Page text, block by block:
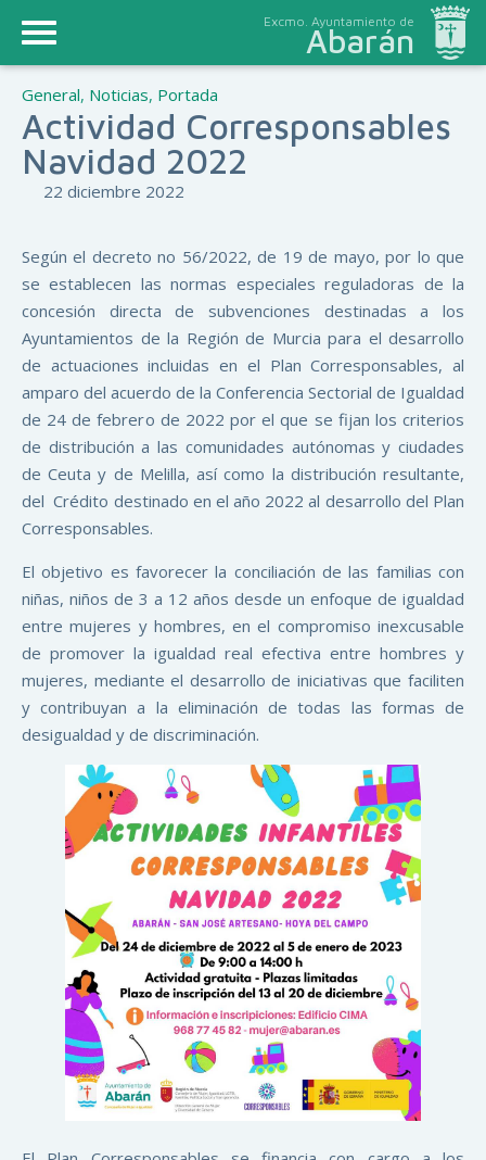
Excmo. Ayuntamiento de
Abarán
General, Noticias, Portada
Actividad Corresponsables
Navidad 2022
22 diciembre 2022
Según el decreto no 56/2022, de 19 de mayo, por lo que
se establecen las normas especiales reguladoras de la
concesión directa de subvenciones destinadas a los
Ayuntamientos de la Región de Murcia para el desarrollo
de actuaciones incluidas en el Plan Corresponsables, al
amparo del acuerdo de la Conferencia Sectorial de Igualdad
de 24 de febrero de 2022 por el que se fijan los criterios
de distribución a las comunidades autónomas y ciudades
de Ceuta y de Melilla, así como la distribución resultante,
del Crédito destinado en el año 2022 al desarrollo del Plan
Corresponsables.
El objetivo es favorecer la conciliación de las familias con
niñas, niños de 3 a 12 años desde un enfoque de igualdad
entre mujeres y hombres, en el compromiso inexcusable
de promover la igualdad real efectiva entre hombres y
mujeres, mediante el desarrollo de iniciativas que faciliten
y contribuyan a la eliminación de todas las formas de
desigualdad y de discriminación.